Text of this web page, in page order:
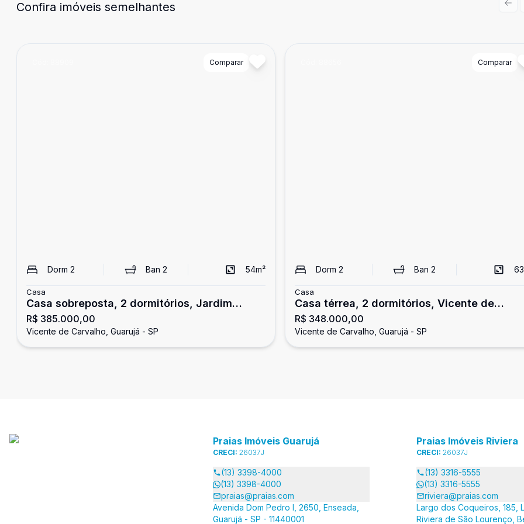
Confira imóveis semelhantes
Comparar
Dorm 2 Ban2 54m²
Casa
Casa sobreposta, 2 dormitórios, Jardim
Progresso, Guarujá
R$ 385.000,00
Vicente de Carvalho, Guarujá - SP
Comparar
Dorm 2 Ban 2 63
Casa
Casa térrea, 2 dormitórios, Vicente de
Carvalho, Guarujá
R$ 348.000,00
Vicente de Carvalho, Guarujá - SP
Praias Imóveis Guarujá
CRECI: 26037J
(13) 3398-4000
(13) 3398-4000
praias@praias.com
Avenida Dom Pedro I, 2650, Enseada,
Guarujá - SP - 11440001
Praias Imóveis Riviera
CRECI: 26037J
(13) 3316-5555
(13) 3316-5555
riviera@praias.com
Largo dos Coqueiros, 185,
Riviera de São Lourenço,